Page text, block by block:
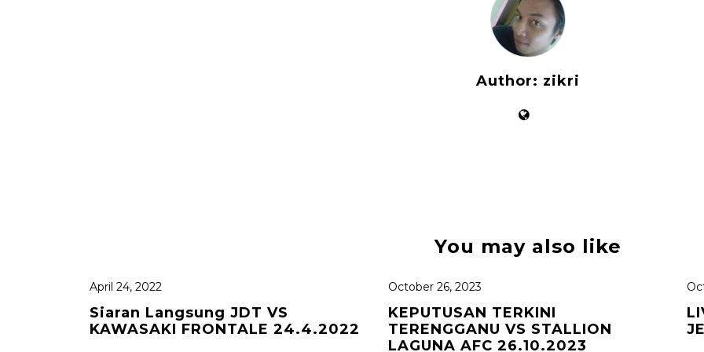
Author: zikri
You may also like
April 24, 2022
Siaran Langsung JDT VS
KAWASAKI FRONTALE 24.4.2022
October 26, 2023
KEPUTUSAN TERKINI
TERENGGANU VS STALLION
LAGUNA AFC 26.10.2023